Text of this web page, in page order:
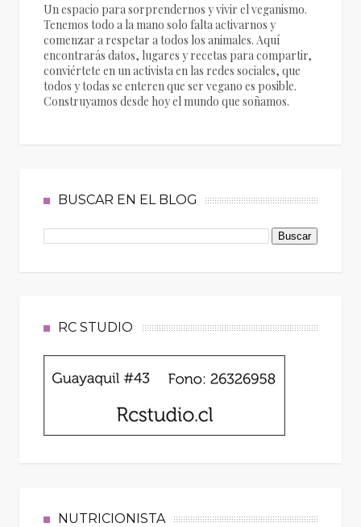
Un espacio para sorprendernos y vivir el veganismo.
Tenemos todo a la mano solo falta activarnos y
comenzar a respetar a todos los animales. Aquí
encontrarás datos, lugares y recetas para compartir,
conviértete en un activista en las redes sociales, que
todos y todas se enteren que ser vegano es posible.
Construyamos desde hoy el mundo que soñamos.
BUSCAR EN EL BLOG
RC STUDIO
NUTRICIONISTA